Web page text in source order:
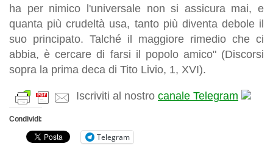
ha per nimico l'universale non si assicura mai, e
quanta più crudeltà usa, tanto più diventa debole il
suo principato. Talché il maggiore rimedio che ci
abbia, è cercare di farsi il popolo amico" (Discorsi
sopra la prima deca di Tito Livio, 1, XVI).
Iscriviti al nostro canale Telegram
Condividi:
Telegram